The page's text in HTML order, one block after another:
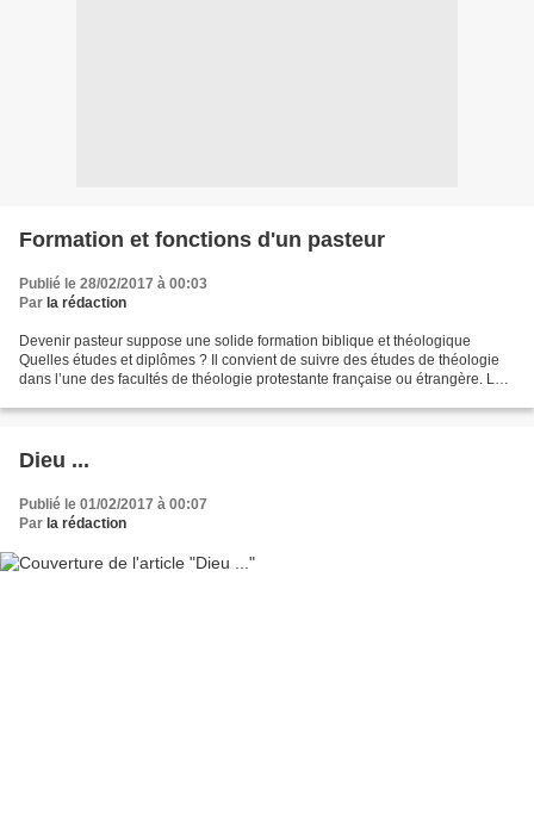
Formation et fonctions d'un pasteur
Publié le 28/02/2017 à 00:03
Par la rédaction
Devenir pasteur suppose une solide formation biblique et théologique
Quelles études et diplômes ? Il convient de suivre des études de théologie
dans l’une des facultés de théologie protestante française ou étrangère. Le
Dieu ...
Publié le 01/02/2017 à 00:07
Par la rédaction